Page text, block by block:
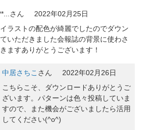
さん
2022年02月25日
ラストの配色が綺麗でしたのでダウン
いただきました会報誌の背景に使わさ
ますありがとうございます！
中居さちこ さん
2022年02月26日
こちらこそ、ダウンロードありがとうご
ざいます。パターンは色々投稿していま
すので、また機会がございましたら活用
してください(^o^)